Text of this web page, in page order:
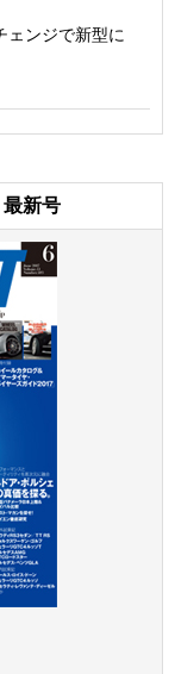
ェンジで新型に
新号